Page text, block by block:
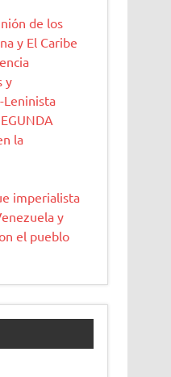
de los
y El Caribe
y
Leninista
la
imperialista
y
el pueblo